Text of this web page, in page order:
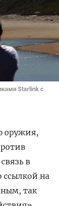
Starlink с
оружия,
в
ссылкой на
так